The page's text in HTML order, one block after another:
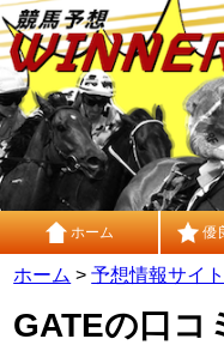
ホーム 優
ホーム >予想情報サイ
GATEの口コ